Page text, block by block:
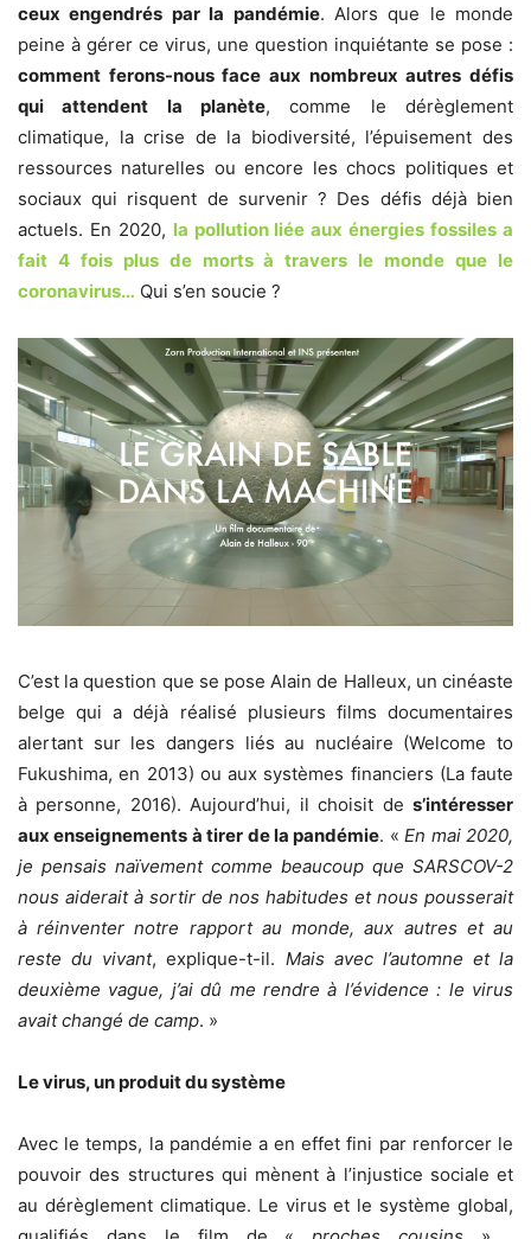
ceux engendrés par la pandémie. Alors que le monde
peine à gérer ce virus, une question inquiétante se pose :
comment ferons-nous face aux nombreux autres défis
qui attendent la planète, comme le dérèglement
climatique, la crise de la biodiversité, l’épuisement des
ressources naturelles ou encore les chocs politiques et
sociaux qui risquent de survenir ? Des défis déjà bien
actuels. En 2020, la pollution liée aux énergies fossiles a
fait 4 fois plus de morts à travers le monde que le
coronavirus… Qui s’en soucie ?
C’est la question que se pose Alain de Halleux, un cinéaste
belge qui a déjà réalisé plusieurs films documentaires
alertant sur les dangers liés au nucléaire (Welcome to
Fukushima, en 2013) ou aux systèmes financiers (La faute
à personne, 2016). Aujourd’hui, il choisit de s’intéresser
aux enseignements à tirer de la pandémie. «En mai 2020,
je pensais naïvement comme beaucoup que SARSCOV-2
nous aiderait à sortir de nos habitudes et nous pousserait
à réinventer notre rapport au monde, aux autres et au
reste du vivant, explique-t-il. Mais avec l’automne et la
deuxième vague, j’ai dû me rendre à l’évidence : le virus
avait changé de camp. »
Le virus, un produit du système
Avec le temps, la pandémie a en effet fini par renforcer le
pouvoir des structures qui mènent à l’injustice sociale et
au dérèglement climatique. Le virus et le système global,